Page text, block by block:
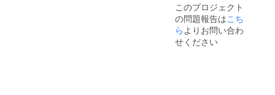
このプロジェクト
の問題報告はこち
らよりお問い合わ
せください